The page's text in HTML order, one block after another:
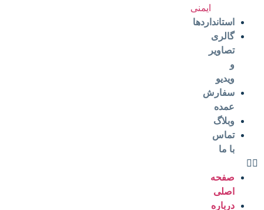
ایمنی
استانداردها
گالری
تصاویر
ویدیو
سفارش
عمده
وبلاگ
تماس
با ما
صفحه
اصلی
درباره